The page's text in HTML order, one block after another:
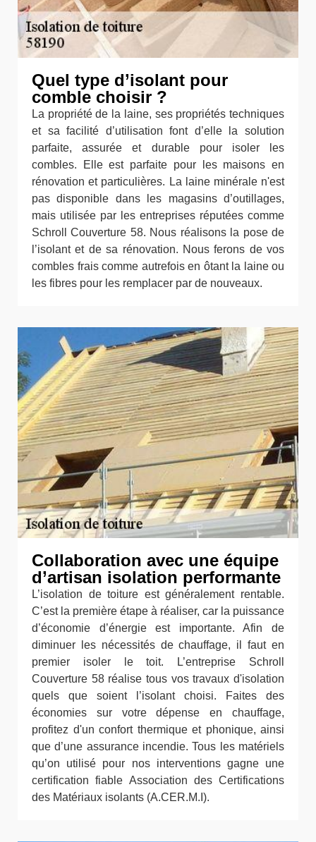
Quel type d’isolant pour
comble choisir ?
La propriété de la laine, ses propriétés techniques
et sa facilité d’utilisation font d’elle la solution
parfaite, assurée et durable pour isoler les
combles. Elle est parfaite pour les maisons en
rénovation et particulières. La laine minérale n'est
pas disponible dans les magasins d’outillages,
mais utilisée par les entreprises réputées comme
Schroll Couverture 58. Nous réalisons la pose de
l’isolant et de sa rénovation. Nous ferons de vos
combles frais comme autrefois en ôtant la laine ou
les fibres pour les remplacer par de nouveaux.
Collaboration avec une équipe
d’artisan isolation performante
L’isolation de toiture est généralement rentable.
C’est la première étape à réaliser, car la puissance
d’économie d’énergie est importante. Afin de
diminuer les nécessités de chauffage, il faut en
premier isoler le toit. L’entreprise Schroll
Couverture 58 réalise tous vos travaux d'isolation
quels que soient l’isolant choisi. Faites des
économies sur votre dépense en chauffage,
profitez d'un confort thermique et phonique, ainsi
que d’une assurance incendie. Tous les matériels
qu’on utilisé pour nos interventions gagne une
certification fiable Association des Certifications
des Matériaux isolants (A.CER.M.I).